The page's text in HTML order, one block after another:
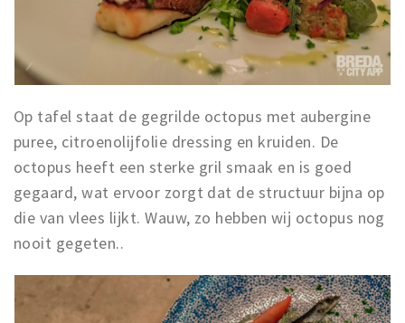
Op tafel staat de gegrilde octopus met aubergine
puree, citroenolijfolie dressing en kruiden. De
octopus heeft een sterke gril smaak en is goed
gegaard, wat ervoor zorgt dat de structuur bijna op
die van vlees lijkt. Wauw, zo hebben wij octopus nog
nooit gegeten..